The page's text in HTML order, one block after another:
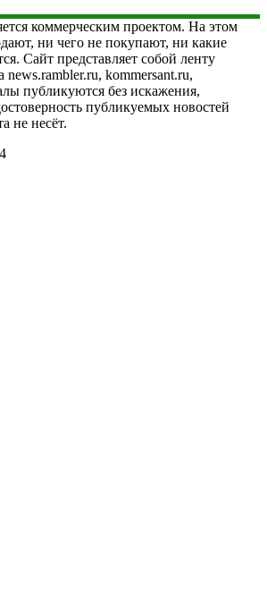
коммерческим проектом. На этом
ни чего не покупают, ни какие
Сайт представляет собой ленту
news.rambler.ru, kommersant.ru,
публикуются без искажения,
публикуемых новостей
не несёт.